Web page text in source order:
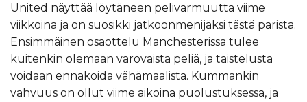
United näyttää löytäneen pelivarmuutta viime
viikkoina ja on suosikki jatkoonmenijäksi tästä parista.
Ensimmäinen osaottelu Manchesterissa tulee
kuitenkin olemaan varovaista peliä, ja taistelusta
voidaan ennakoida vähämaalista. Kummankin
vahvuus on ollut viime aikoina puolustuksessa, ja